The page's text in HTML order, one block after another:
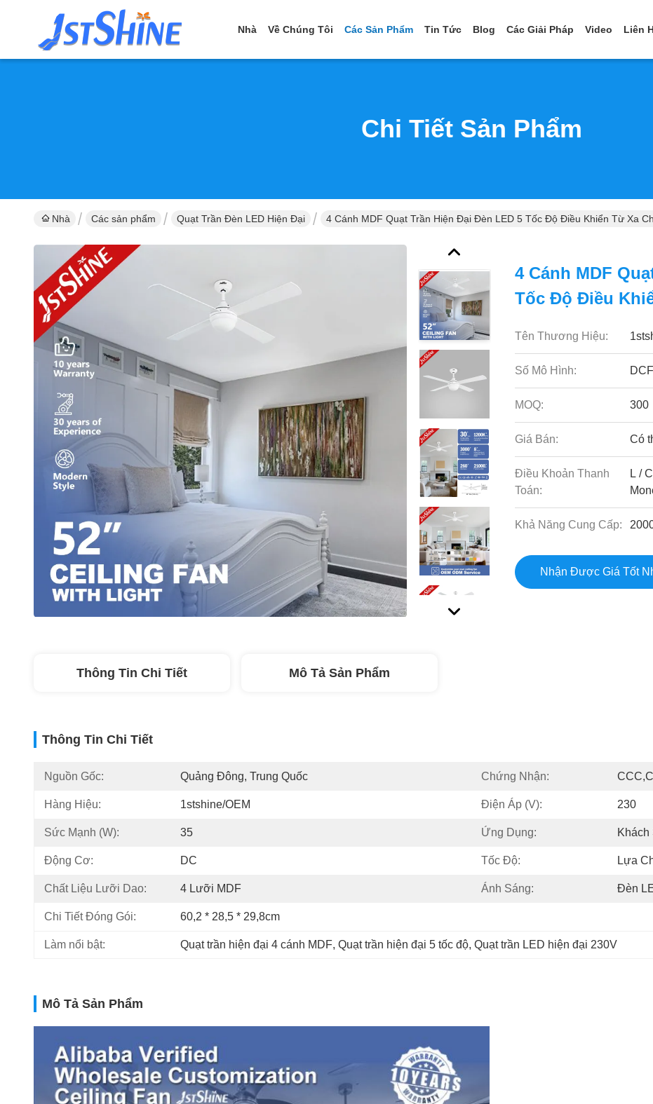
Nhà Về Chúng Tôi Các Sản Phẩm Tin Tức Blog Các Giải Pháp Video Liên
Chi Tiết Sản Phẩm
Nhà Các sản phẩm Quạt Trần Đèn LED Hiện Đại 4 Cánh MDF Quạt Trần Hiện Đại Đèn LED 5 Tốc Độ Điều Khiển Từ Xa
4 Cánh MDF
Tốc Độ Điều
Tên Thương Hiệu:
Số Mô Hình:
MOQ: 300
Giá Bán: Có
Điều Khoản Thanh
Toán:
L /
Khả Năng Cung Cấp:
Nhận Được Giá Tốt
Thông Tin Chi Tiết Mô Tả Sản Phẩm
Thông Tin Chi Tiết
Nguồn Gốc: Quảng Đông, Trung Quốc Chứng Nhận:
Hàng Hiệu: 1stshine/OEM Điện Áp (V): 230
Sức Mạnh (W): 35 Ứng Dụng: Khách
Động Cơ: DC Tốc Độ: Lựa
Chất Liệu Lưỡi Dao: 4 Lưỡi MDF Ánh Sáng: Đèn
Chi Tiết Đóng Gói: 60,2 * 28,5 * 29,8cm
Làm nổi bật: Quạt trần hiện đại 4 cánh MDF, Quạt trần hiện đại 5 tốc độ, Quạt trần LED hiện đại 230V
Mô Tả Sản Phẩm